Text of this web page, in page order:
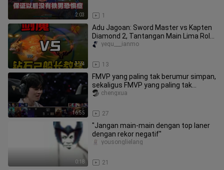
2:03 1
3:24
Adu Jagoan: Sword Master vs Kapten
Diamond 2, Tantangan Main Lima Role
Hanya Pakai Sword Master! Nai
13
yequ___ianmo
16:55
FMVP yang paling tak berumur simpan,
sekaligus FMVP yang paling tak
terbantahkan. Sama seperti FMVP
27
chengxua
0:18
"Jangan main-main dengan top laner
dengan rekor negatif"
21
yousonglielang